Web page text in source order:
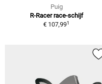
Puig
R-Racer race-schijf
€ 107,991